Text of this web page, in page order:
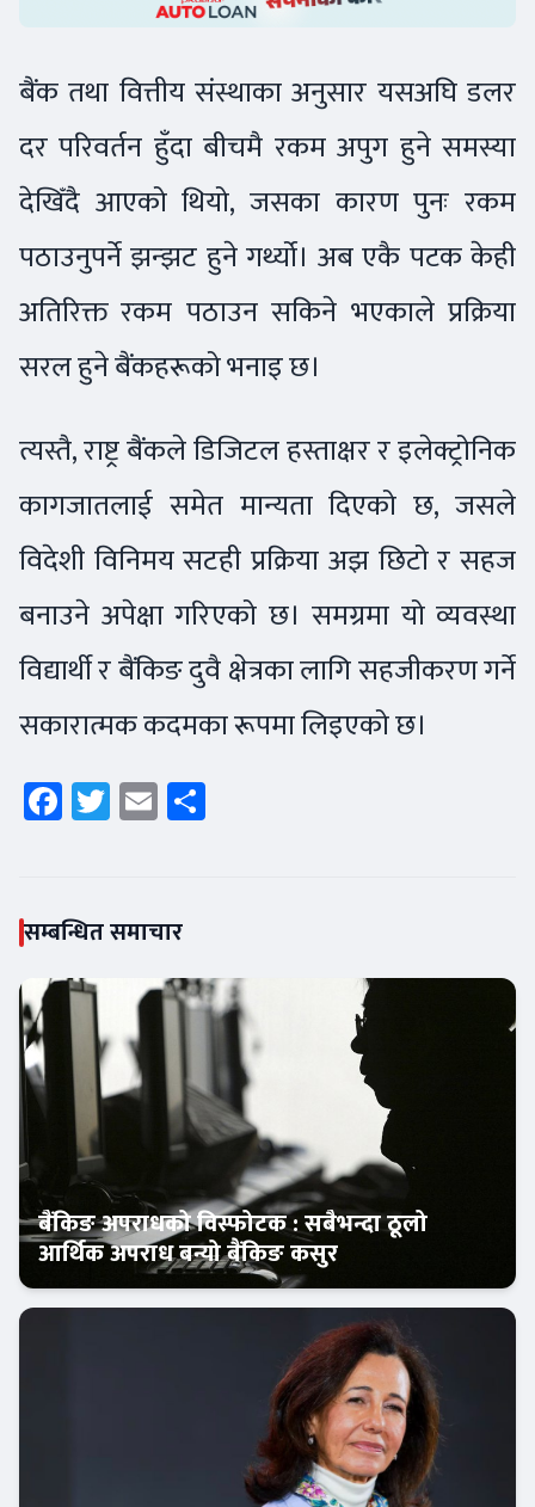
बैंक तथा वित्तीय संस्थाका अनुसार यसअघि डलर
दर परिवर्तन हुँदा बीचमै रकम अपुग हुने समस्या
देखिँदै आएको थियो, जसका कारण पुनः रकम
पठाउनुपर्ने झन्झट हुने गर्थ्यो। अब एकै पटक केही
अतिरिक्त रकम पठाउन सकिने भएकाले प्रक्रिया
सरल हुने बैंकहरूको भनाइ छ।
त्यस्तै, राष्ट्र बैंकले डिजिटल हस्ताक्षर र इलेक्ट्रोनिक
कागजातलाई समेत मान्यता दिएको छ, जसले
विदेशी विनिमय सटही प्रक्रिया अझ छिटो र सहज
बनाउने अपेक्षा गरिएको छ। समग्रमा यो व्यवस्था
विद्यार्थी र बैंकिङ दुवै क्षेत्रका लागि सहजीकरण गर्ने
सकारात्मक कदमका रूपमा लिइएको छ।
Facebook
Twitter
Email
सम्बन्धित समाचार
बैंकिङ अपराधको विस्फोटक : सबैभन्दा ठूलो
आर्थिक अपराध बन्यो बैंकिङ कसुर